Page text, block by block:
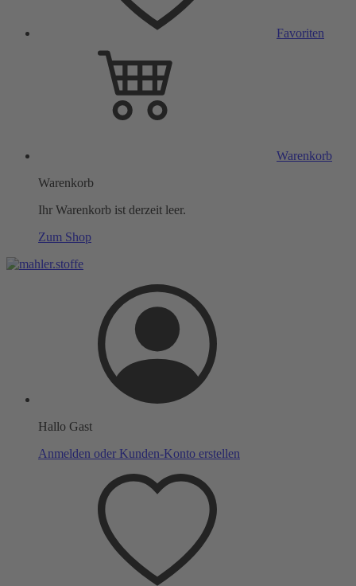
Favoriten
Warenkorb
Warenkorb
Ihr Warenkorb ist derzeit leer.
Zum Shop
Hallo Gast
Anmelden oder Kunden-Konto erstellen